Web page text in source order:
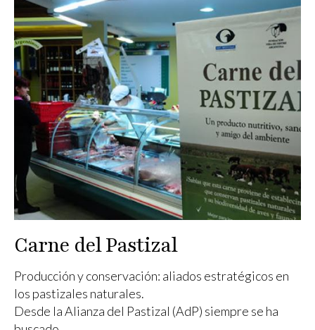
Carne del Pastizal
Producción y conservación: aliados estratégicos en
los pastizales naturales.
Desde la Alianza del Pastizal (AdP) siempre se ha